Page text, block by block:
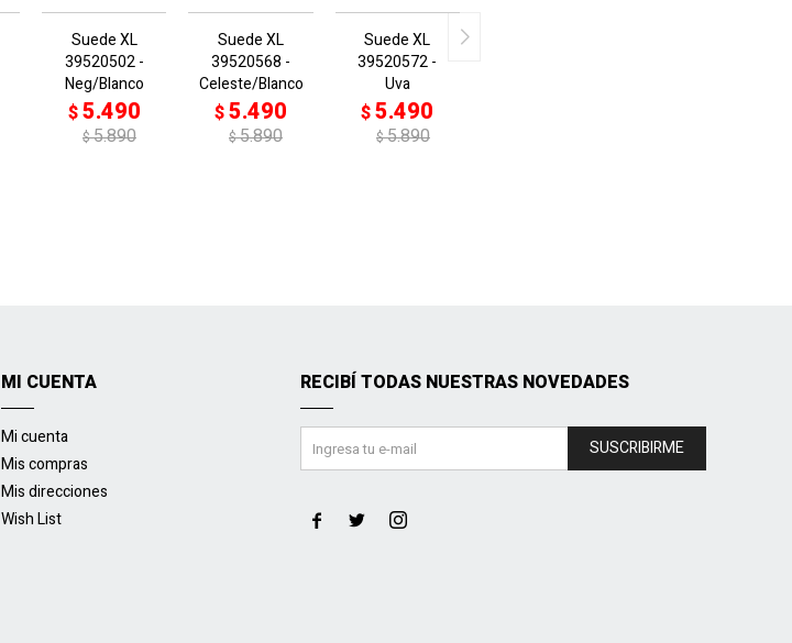
Suede XL
39520502 -
Neg/Blanco
$5.490
$5.890
Suede XL
39520568 -
Celeste/Blanco
$5.490
$5.890
Suede XL
39520572 -
Uva
$5.490
$5.890
MI CUENTA
Mi cuenta
Mis compras
Mis direcciones
Wish List
RECIBÍ TODAS NUESTRAS NOVEDADES
SUSCRIBIRME
  